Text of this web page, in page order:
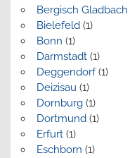
Bergisch Gladbach
Bielefeld(1)
Bonn (1)
Darmstadt(1)
Deggendorf(1)
Deizisau (1)
Dornburg(1)
Dortmund(1)
Erfurt(1)
Eschborn (1)